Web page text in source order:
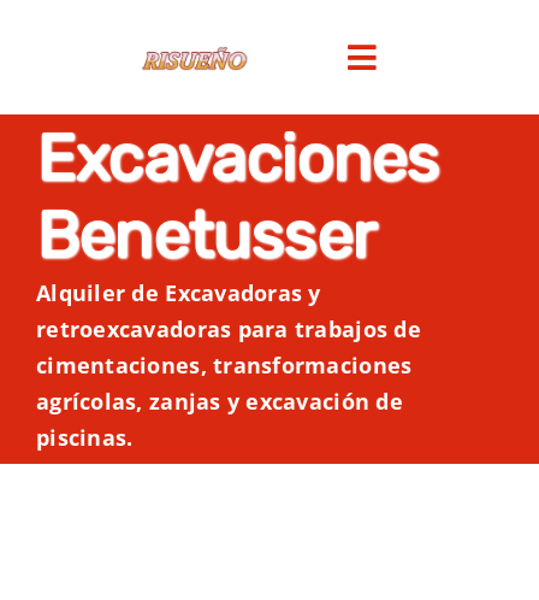
Toggle
Navigation
INICIO
EMPRESA
SERVICIOS
GALERIA
NOTICIAS
Excavaciones
Benetusser
Alquiler de Excavadoras y
retroexcavadoras para trabajos de
cimentaciones, transformaciones
agrícolas, zanjas y excavación de
piscinas.